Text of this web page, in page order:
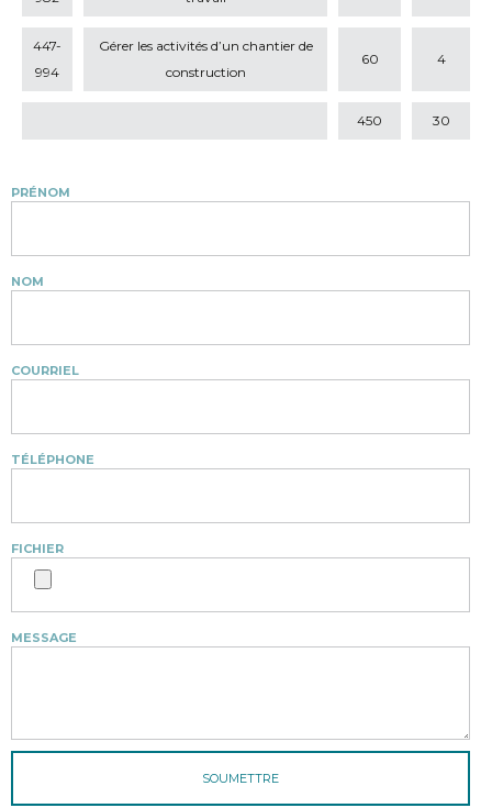
447-
994
Gérer les activités d’un chantier de
construction
60 4
450 30
PRÉNOM
NOM
COURRIEL
TÉLÉPHONE
FICHIER
MESSAGE